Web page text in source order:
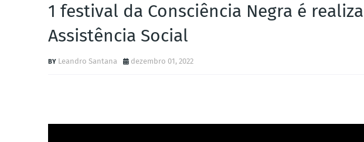
1 festival da Consciência Negra é
Assistência Social
Leandro Santana dezembro 01, 2022